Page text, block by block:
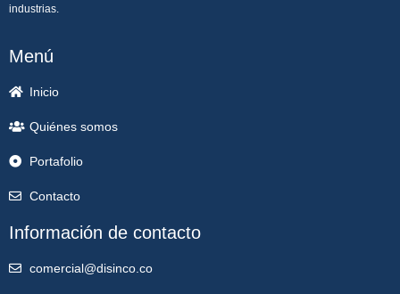
industrias.
Menú
Inicio
Quiénes somos
Portafolio
Contacto
Información de contacto
comercial@disinco.co